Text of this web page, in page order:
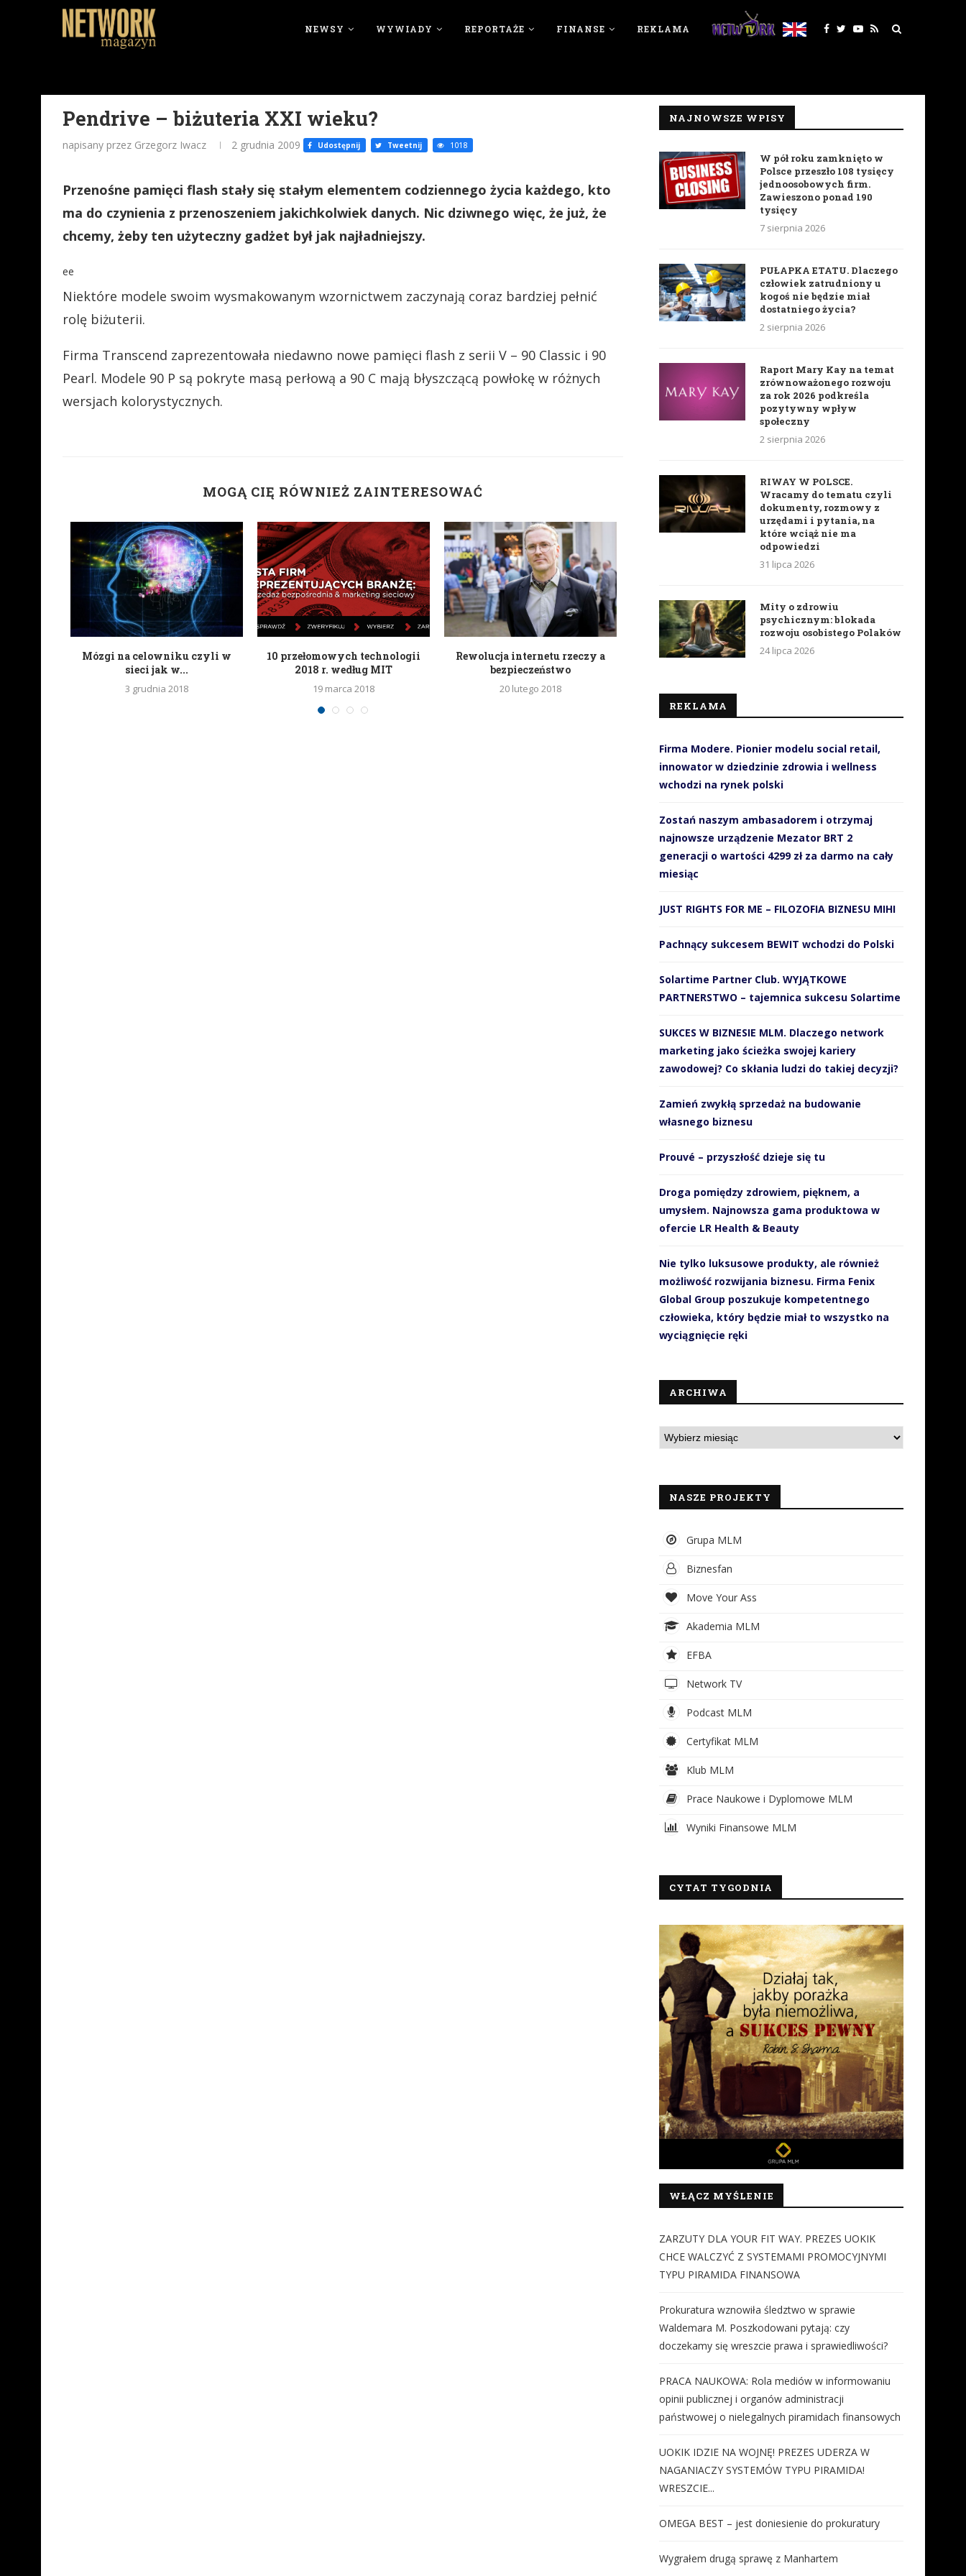
NEWSY WYWIADY REPORTAŻE FINANSE REKLAMA
Pendrive – biżuteria XXI wieku?
napisany przez Grzegorz Iwacz 2 grudnia 2009 Udostępnij Tweetnij 1018
Przenośne pamięci flash stały się stałym elementem codziennego życia każdego, kto
ma do czynienia z przenoszeniem jakichkolwiek danych. Nic dziwnego więc, że już, że
chcemy, żeby ten użyteczny gadżet był jak najładniejszy.
ee
Niektóre modele swoim wysmakowanym wzornictwem zaczynają coraz bardziej pełnić
rolę biżuterii.
Firma Transcend zaprezentowała niedawno nowe pamięci flash z serii V – 90 Classic i 90
Pearl. Modele 90 P są pokryte masą perłową a 90 C mają błyszczącą powłokę w różnych
wersjach kolorystycznych.
MOGĄ CIĘ RÓWNIEŻ ZAINTERESOWAĆ
Mózgi na celowniku czyli w
sieci jak w...
3 grudnia 2018
10 przełomowych technologii
2018 r. według MIT
19 marca 2018
Rewolucja internetu rzeczy a
bezpieczeństwo
20 lutego 2018
Najbardziej luksusowy telewizor
NAJNOWSZE WPISY
W pół roku zamknięto w
Polsce przeszło 108 tysięcy
jednoosobowych firm.
Zawieszono ponad 190
tysięcy
7 sierpnia 2026
PUŁAPKA ETATU. Dlaczego
człowiek zatrudniony u
kogoś nie będzie miał
dostatniego życia?
2 sierpnia 2026
Raport Mary Kay na temat
zrównoważonego rozwoju
za rok 2026 podkreśla
pozytywny wpływ
społeczny
2 sierpnia 2026
RIWAY W POLSCE.
Wracamy do tematu czyli
dokumenty, rozmowy z
urzędami i pytania, na
które wciąż nie ma
odpowiedzi
31 lipca 2026
Mity o zdrowiu
psychicznym: blokada
rozwoju osobistego Polaków
24 lipca 2026
REKLAMA
Firma Modere. Pionier modelu social retail,
innowator w dziedzinie zdrowia i wellness
wchodzi na rynek polski
Zostań naszym ambasadorem i otrzymaj
najnowsze urządzenie Mezator BRT 2
generacji o wartości 4299 zł za darmo na cały
miesiąc
JUST RIGHTS FOR ME – FILOZOFIA BIZNESU MIHI
Pachnący sukcesem BEWIT wchodzi do Polski
Solartime Partner Club. WYJĄTKOWE
PARTNERSTWO – tajemnica sukcesu Solartime
SUKCES W BIZNESIE MLM. Dlaczego network
marketing jako ścieżka swojej kariery
zawodowej? Co skłania ludzi do takiej decyzji?
Zamień zwykłą sprzedaż na budowanie
własnego biznesu
Prouvé – przyszłość dzieje się tu
Droga pomiędzy zdrowiem, pięknem, a
umysłem. Najnowsza gama produktowa w
ofercie LR Health & Beauty
Nie tylko luksusowe produkty, ale również
możliwość rozwijania biznesu. Firma Fenix
Global Group poszukuje kompetentnego
człowieka, który będzie miał to wszystko na
wyciągnięcie ręki
ARCHIWA
NASZE PROJEKTY
Grupa MLM
Biznesfan
Move Your Ass
Akademia MLM
EFBA
Network TV
Podcast MLM
Certyfikat MLM
Klub MLM
Prace Naukowe i Dyplomowe MLM
Wyniki Finansowe MLM
CYTAT TYGODNIA
WŁĄCZ MYŚLENIE
ZARZUTY DLA YOUR FIT WAY. PREZES UOKIK
CHCE WALCZYĆ Z SYSTEMAMI PROMOCYJNYMI
TYPU PIRAMIDA FINANSOWA
Prokuratura wznowiła śledztwo w sprawie
Waldemara M. Poszkodowani pytają: czy
doczekamy się wreszcie prawa i sprawiedliwości?
PRACA NAUKOWA: Rola mediów w informowaniu
opinii publicznej i organów administracji
państwowej o nielegalnych piramidach finansowych
UOKIK IDZIE NA WOJNĘ! PREZES UDERZA W
NAGANIACZY SYSTEMÓW TYPU PIRAMIDA!
WRESZCIE...
OMEGA BEST – jest doniesienie do prokuratury
Wygrałem drugą sprawę z Manhartem